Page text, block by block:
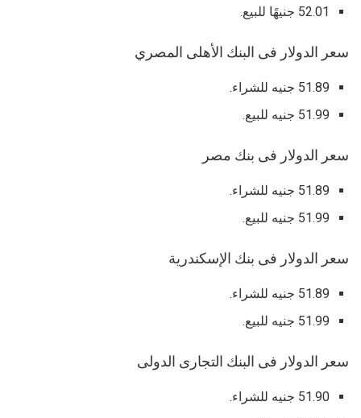
52.01 جنيهًا للبيع.
سعر الدولار فى البنك الأهلى المصري
51.89 جنيه للشراء.
51.99 جنيه للبيع.
سعر الدولار فى بنك مصر
51.89 جنيه للشراء.
51.99 جنيه للبيع.
سعر الدولار فى بنك الإسكندرية
51.89 جنيه للشراء.
51.99 جنيه للبيع.
سعر الدولار فى البنك التجارى الدولى
51.90 جنيه للشراء.